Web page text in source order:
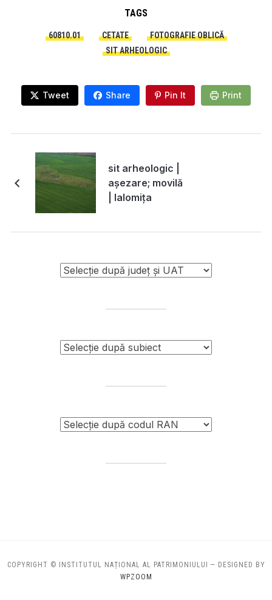
TAGS
60810.01 CETATE
FOTOGRAFIE OBLICĂ
SIT ARHEOLOGIC
Tweet Share Pin It Print
sit arheologic |
așezare; movilă
| Ialomița
COPYRIGHT © INSTITUTUL NAȚIONAL AL PATRIMONIULUI
— DESIGNED BY
WPZOOM